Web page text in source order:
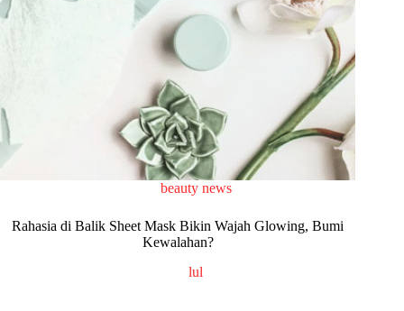
beauty news
Rahasia di Balik Sheet Mask Bikin Wajah Glowing, Bumi
Kewalahan?
lul